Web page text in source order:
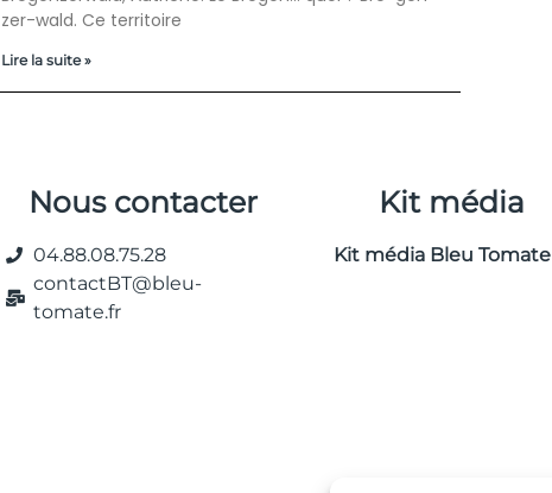
zer-wald. Ce territoire
Lire la suite »
Nous contacter
04.88.08.75.28
contactBT@bleu-
tomate.fr
Kit média
Kit média Bleu Tomate